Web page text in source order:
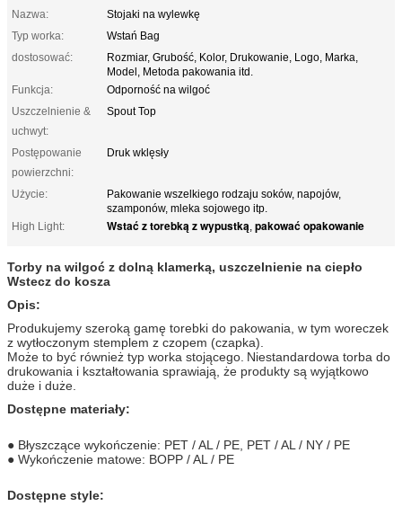
Nazwa:
Stojaki na wylewkę
Typ worka:
Wstań Bag
dostosować:
Rozmiar, Grubość, Kolor, Drukowanie, Logo, Marka,
Model, Metoda pakowania itd.
Funkcja:
Odporność na wilgoć
Uszczelnienie &
uchwyt:
Spout Top
Postępowanie
powierzchni:
Druk wklęsły
Użycie:
Pakowanie wszelkiego rodzaju soków, napojów,
szamponów, mleka sojowego itp.
High Light:
Wstać z torebką z wypustką, pakować opakowanie
Torby na wilgoć z dolną klamerką, uszczelnienie na ciepło
Wstecz do kosza
Opis:
Produkujemy szeroką gamę torebki do pakowania, w tym woreczek
z wytłoczonym stemplem z czopem (czapka).
Może to być również typ worka stojącego. Niestandardowa torba do
drukowania i kształtowania sprawiają, że produkty są wyjątkowo
duże i duże.
Dostępne materiały:
● Błyszczące wykończenie: PET / AL / PE, PET / AL / NY / PE
● Wykończenie matowe: BOPP / AL / PE
Dostępne style: